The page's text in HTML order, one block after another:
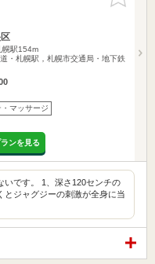
幌駅154m
・札幌駅，札幌市交通局・地下鉄
・マッサージ
ンを見る
いです。 1、深さ120センチの
とジャグジーの刺激が全身に当